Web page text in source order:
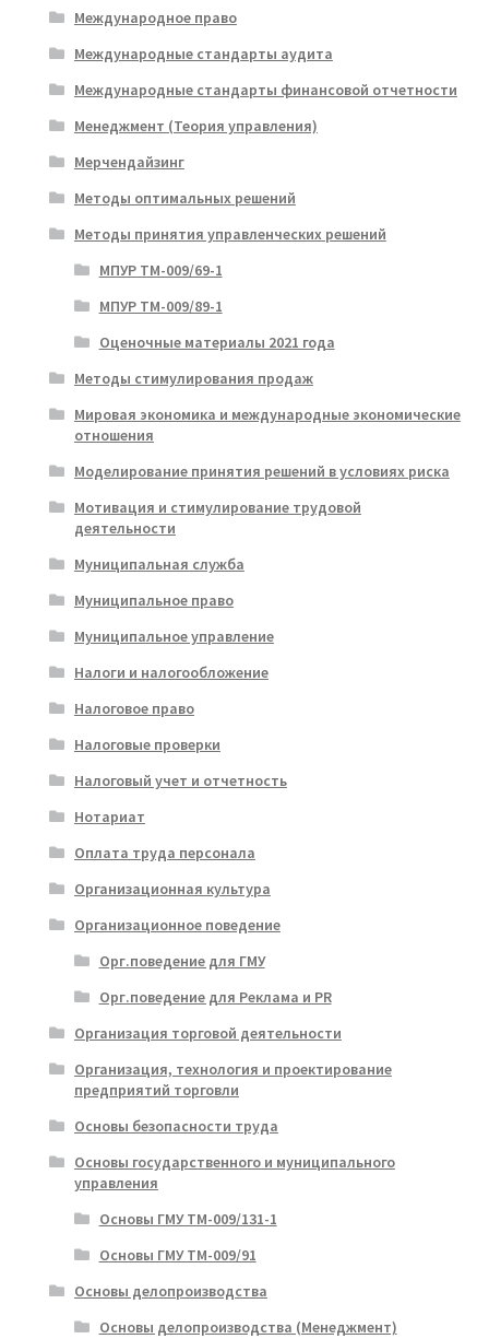
Международное право
Международные стандарты аудита
Международные стандарты финансовой отчетности
Менеджмент (Теория управления)
Мерчендайзинг
Методы оптимальных решений
Методы принятия управленческих решений
МПУР ТМ-009/69-1
МПУР ТМ-009/89-1
Оценочные материалы 2021 года
Методы стимулирования продаж
Мировая экономика и международные экономические
отношения
Моделирование принятия решений в условиях риска
Мотивация и стимулирование трудовой
деятельности
Муниципальная служба
Муниципальное право
Муниципальное управление
Налоги и налогообложение
Налоговое право
Налоговые проверки
Налоговый учет и отчетность
Нотариат
Оплата труда персонала
Организационная культура
Организационное поведение
Орг.поведение для ГМУ
Орг.поведение для Реклама и PR
Организация торговой деятельности
Организация, технология и проектирование
предприятий торговли
Основы безопасности труда
Основы государственного и муниципального
управления
Основы ГМУ ТМ-009/131-1
Основы ГМУ ТМ-009/91
Основы делопроизводства
Основы делопроизводства (Менеджмент)